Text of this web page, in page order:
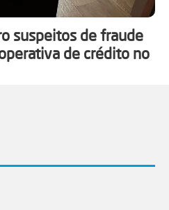
suspeitos de fraude
de crédito no